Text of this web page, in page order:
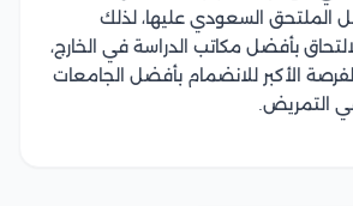
الملتحق السعودي عليها، لذلك
بأفضل مكاتب الدراسة في الخارج،
الأكبر للانضمام بأفضل الجامعات
التمريض.